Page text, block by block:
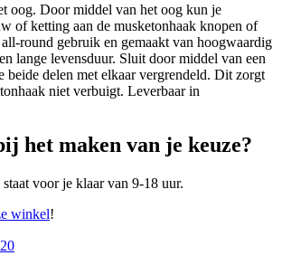
oog. Door middel van het oog kun je
of ketting aan de musketonhaak knopen of
round gebruik en gemaakt van hoogwaardig
lange levensduur. Sluit door middel van een
beide delen met elkaar vergrendeld. Dit zorgt
niet verbuigt. Leverbaar in
het maken van je keuze?
voor je klaar van 9-18 uur.
winkel!